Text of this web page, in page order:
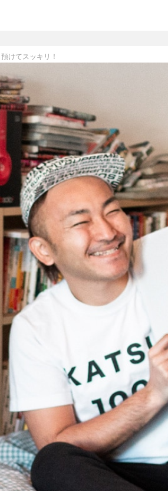
クリーニング
布団クリーニング
シューズクリーニング
リユース・リサイクル
けてスッキリ！